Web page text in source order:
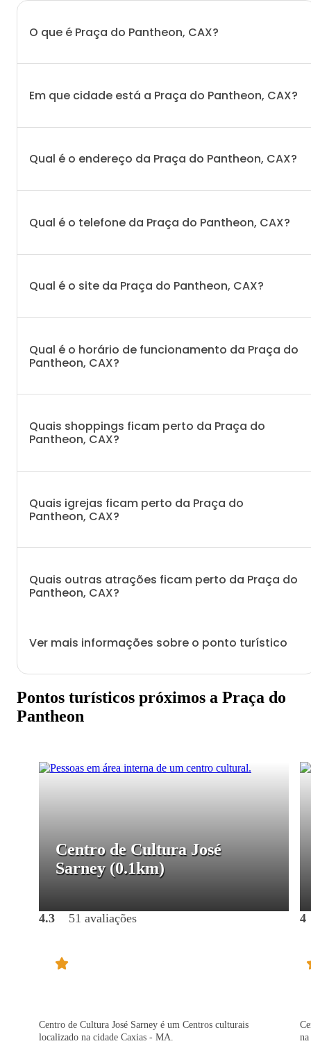
O que é Praça do Pantheon, CAX?
Em que cidade está a Praça do Pantheon, CAX?
Qual é o endereço da Praça do Pantheon, CAX?
Qual é o telefone da Praça do Pantheon, CAX?
Qual é o site da Praça do Pantheon, CAX?
Qual é o horário de funcionamento da Praça do
Pantheon, CAX?
Quais shoppings ficam perto da Praça do
Pantheon, CAX?
Quais igrejas ficam perto da Praça do
Pantheon, CAX?
Quais outras atrações ficam perto da Praça do
Pantheon, CAX?
Ver mais informações sobre o ponto turístico
Pontos turísticos próximos a Praça do
Pantheon
Centro de Cultura José
Sarney (0.1km)
4.3 51 avaliações
Centro de Cultura José Sarney é um Centros culturais
localizado na cidade Caxias - MA.
4